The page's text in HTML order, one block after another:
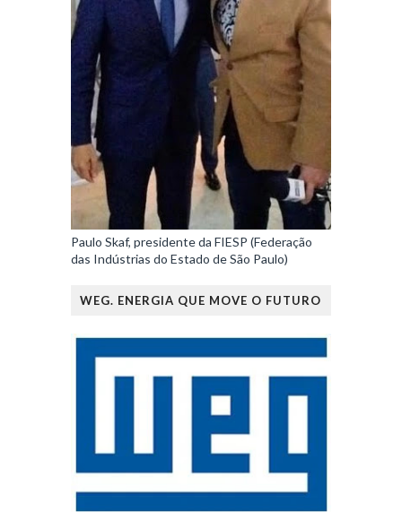
Paulo Skaf, presidente da FIESP (Federação
das Indústrias do Estado de São Paulo)
WEG. ENERGIA QUE MOVE O FUTURO